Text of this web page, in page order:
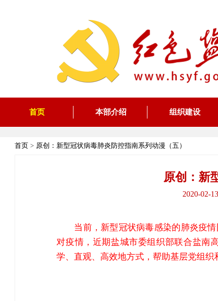
首页 本部介绍 组织建设
首页 > 原创：新型冠状病毒肺炎防控指南系列动漫（五）
原创：新
2020-02-
当前，新型冠状病毒感染的肺炎疫
对疫情，近期盐城市委组织部联合盐南
学、直观、高效地方式，帮助基层党组